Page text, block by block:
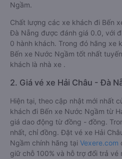
Ngầm.
Chất lượng các xe khách đi Bến
Đà Nẵng được đánh giá 0.0, với
0 hành khách. Trong đó hãng xe
Bến xe Nước Ngầm tốt nhất
khách là nhà xe .
2. Giá vé xe Hải Châu - Đà
Hiện tại, theo cập nhật mới nhất
khách đi Bến xe Nước Ngầm từ
giá dao động từ đồng - đồng.
nhất, chỉ đồng. Đặt vé xe Hải
Ngầm chính hãng tại Vexere.com
giữ chỗ 100% và hỗ trợ đổi trả vé